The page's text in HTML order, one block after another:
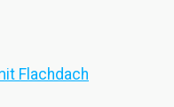
Flachdach